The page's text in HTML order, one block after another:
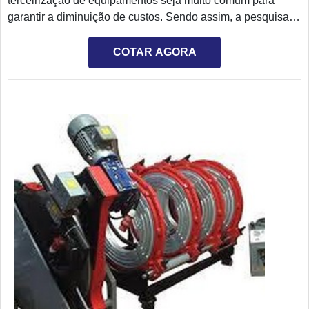
de cada contratante.
garantir a diminuição de custos. Sendo assim, a pesquisa
contratação deve ser cuidadosa. AS PRINCIPAIS
INFORMAÇÕES SOBRE O EQUIPAMENTOA soldagem é
um procedimento utilizado em diferentes atividades da
equipamento de alto desempenho. Além de um estoque
amplo de equipamentos, atendendo soldas de 20mm à
1600mm, a empresa responsável pela locação deve contar
com uma equipe especializada para ajudar na
escolha.Tratando-se de um procedimento realizado
eventualmente, a compra de uma máquina de termofusão
pode ser um investimento que não seja vantajoso. O que
faz com que diversas indústrias procurem pela locação do
equipamento. Entre as vantagens apresentadas para a
locação de máquina de solda por termofusão, merece
destaque:Ter a disposição equipamentos de alta
performance em diferentes modelos;Contratos por tempo
COTAR AGORA